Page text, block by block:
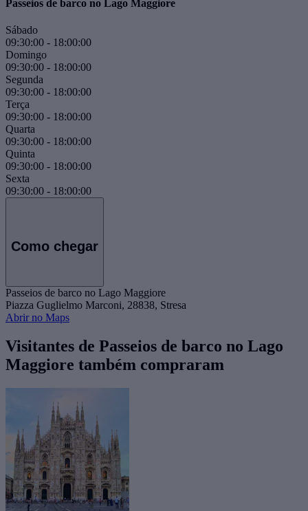
Passeios de barco no Lago Maggiore
Sábado
09:30:00 - 18:00:00
Domingo
09:30:00 - 18:00:00
Segunda
09:30:00 - 18:00:00
Terça
09:30:00 - 18:00:00
Quarta
09:30:00 - 18:00:00
Quinta
09:30:00 - 18:00:00
Sexta
09:30:00 - 18:00:00
Como chegar
Passeios de barco no Lago Maggiore
Piazza Guglielmo Marconi, 28838, Stresa
Abrir no Maps
Visitantes de Passeios de barco no Lago
Maggiore também compraram